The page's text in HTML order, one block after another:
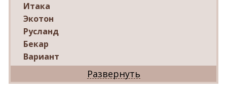
Итака
Экотон
Русланд
Бекар
Вариант
Дриада
Реал